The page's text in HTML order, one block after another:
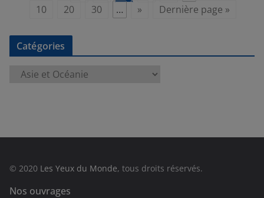
10
20 30 … » Dernière page »
Catégories
e
© 2020 Les Yeux du Monde, tous droits réservés.
Nos ouvrages